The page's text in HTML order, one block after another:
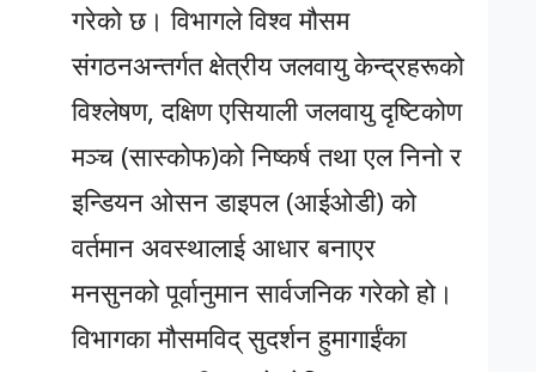
गरेको छ। विभागले विश्व मौसम
संगठनअन्तर्गत क्षेत्रीय जलवायु केन्द्रहरूको
विश्लेषण, दक्षिण एसियाली जलवायु दृष्टिकोण
मञ्च (सास्कोफ)को निष्कर्ष तथा एल निनो र
इन्डियन ओसन डाइपल (आईओडी) को
वर्तमान अवस्थालाई आधार बनाएर
मनसुनको पूर्वानुमान सार्वजनिक गरेको हो।
विभागका मौसमविद् सुदर्शन हुमागाईंका